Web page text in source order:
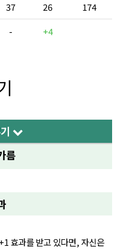
37 26
174
- +4
름
효과를 받고 있다면, 자신은